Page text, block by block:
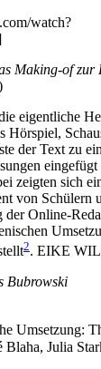
watch?
Making-of zur
eigentliche
Hörspiel,
der Text zu
zeigten sich
von Schülern
der Online-
2. EIKE
Bubrowski
Umsetzung:
Blaha, Julia